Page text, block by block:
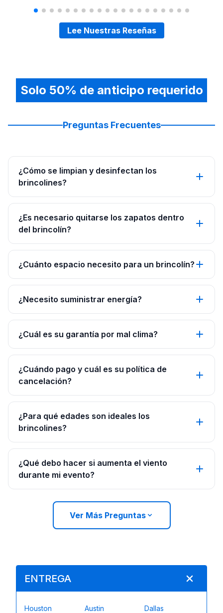
Lee Nuestras Reseñas
Solo 50% de anticipo requerido
Preguntas Frecuentes
¿Cómo se limpian y desinfectan los
brincolines?
¿Es necesario quitarse los zapatos dentro
del brincolín?
¿Cuánto espacio necesito para un brincolín?
¿Necesito suministrar energía?
¿Cuál es su garantía por mal clima?
¿Cuándo pago y cuál es su política de
cancelación?
¿Para qué edades son ideales los
brincolines?
¿Qué debo hacer si aumenta el viento
durante mi evento?
Ver Más Preguntas
ENTREGA
Houston Austin Dallas